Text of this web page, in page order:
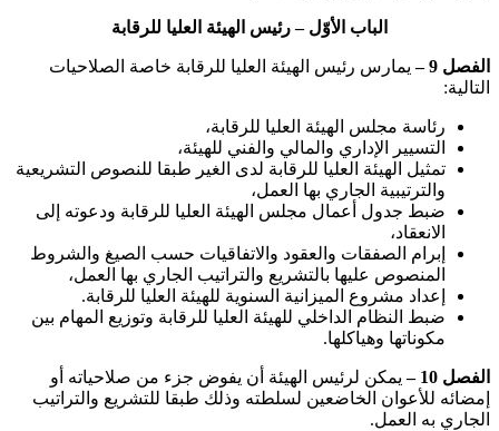
الباب الأوّل – رئيس الهيئة العليا للرقابة
الفصل 9 –
يمارس رئيس الهيئة العليا للرقابة خاصة الصلاحيات
التالية:
رئاسة مجلس الهيئة العليا للرقابة،
التسيير الإداري والمالي والفني للهيئة،
تمثيل الهيئة العليا للرقابة لدى الغير طبقا للنصوص التشريعية
والترتيبية الجاري بها العمل،
ضبط جدول أعمال مجلس الهيئة العليا للرقابة ودعوته إلى
الانعقاد،
إبرام الصفقات والعقود والاتفاقيات حسب الصيغ والشروط
المنصوص عليها بالتشريع والتراتيب الجاري بها العمل،
إعداد مشروع الميزانية السنوية للهيئة العليا للرقابة.
ضبط النظام الداخلي للهيئة العليا للرقابة وتوزيع المهام بين
مكوناتها وهياكلها.
الفصل 10 –
يمكن لرئيس الهيئة أن يفوض جزء من صلاحياته أو
إمضائه للأعوان الخاضعين لسلطته وذلك طبقا للتشريع والتراتيب
الجاري به العمل.